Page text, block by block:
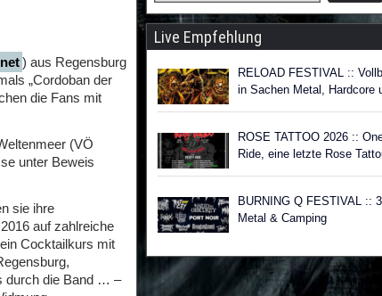
) aus Regensburg
„Cordoban der
die Fans mit
(VÖ
unter Beweis
sie ihre
auf zahlreiche
Cocktailkurs mit
durch die Band … –
Live Empfehlung
RELOAD FESTIVAL ::
in Sachen Metal, Hardcore
ROSE TATTOO 2026 ::
Ride, eine letzte Rose
BURNING Q FESTIVAL ::
Metal & Camping